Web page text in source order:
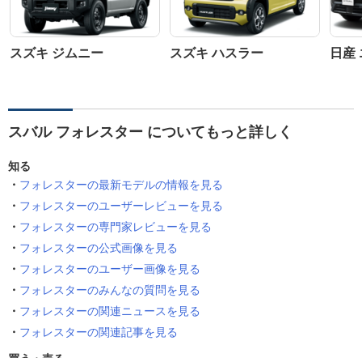
スズキ ジムニー スズキ ハスラー 日産
スバル フォレスター についてもっと詳しく
知る
フォレスターの最新モデルの情報を見る
フォレスターのユーザーレビューを見る
フォレスターの専門家レビューを見る
フォレスターの公式画像を見る
フォレスターのユーザー画像を見る
フォレスターのみんなの質問を見る
フォレスターの関連ニュースを見る
フォレスターの関連記事を見る